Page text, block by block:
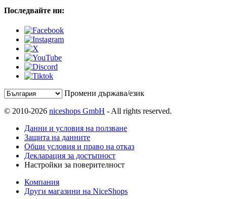
Последвайте ни:
Промени държава/език
© 2010-2026 niceshops GmbH - All rights reserved.
Данни и условия на ползване
Защита на данните
Общи условия и право на отказ
Декларация за достъпност
Настройки за поверителност
Компания
Други магазини на NiceShops